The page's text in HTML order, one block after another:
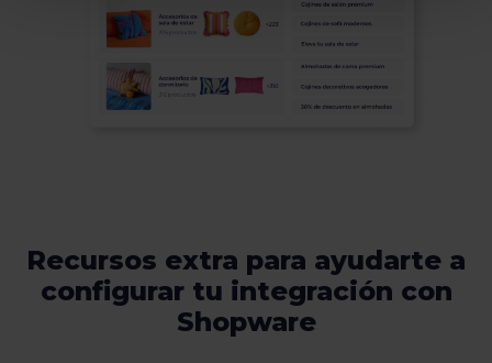
Recursos extra para ayudarte a
configurar tu integración con
Shopware